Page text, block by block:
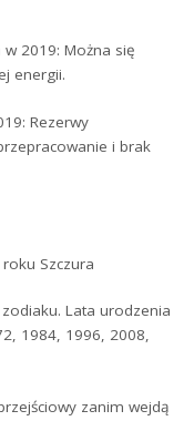
2019: Można się
energii.
Rezerwy
i brak
Szczura
Lata urodzenia
1984, 1996, 2008,
zanim wejdą